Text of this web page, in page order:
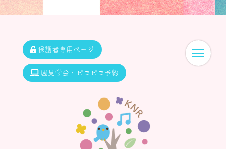
保護者専用ページ
園見学会・ピヨピヨ予約